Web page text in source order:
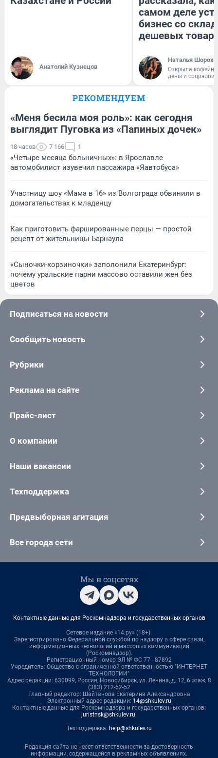
Анатолий Кузнецов
самом деле
бизнес со
дешевых
Наталья
Открыла
деньги
РЕКОМЕНДУЕМ
«Меня бесила моя роль»: как сегодня
выглядит Пуговка из «Папиных дочек»
18 часов 7 166 1
«Четыре месяца больничных»: в Ярославле
автомобилист изувечил пассажира «Яавтобуса»
Участницу шоу «Мама в 16» из Волгограда обвинили в
домогательствах к младенцу
Как приготовить фаршированные перцы — простой
рецепт от жительницы Барнаула
«Сыночки-корзиночки» заполонили Екатеринбург:
почему уральские парни массово оставили жен без
цветов
Подписаться на новости
Сообщить новость
Рубрики
Реклама на сайте
Прайс-лист
О компании
Наши вакансии
Техподдержка
Предвыборная агитация
Все города сети
Мы в соцсетях
Контактные данные для Роскомнадзора и государственных органов
Сетевое издание «14.ру» (18+).
Зарегистрировано Федеральной службой по надзору в сфере связи,
информационных технологий и массовых коммуникаций
(Роскомнадзор).
Регистрационный номер ЭЛ № ФС 77 - 87892
Учредитель: Общество с ограниченной ответственностью "ИНТЕРНЕТ
ТЕХНОЛОГИИ"
Адрес редакции: 630099, Россия, Новосибирск, ул. Ленина, д. 12, 6 этаж, 8
(383) 212-52-52
Главный редактор: Шайтанова Екатерина Александровна
Электронный адрес редакции: 14@shkulev.ru
Контактные данные для Роскомнадзора и государственных органов:
juristnsk@shkulev.ru.
Техподдержка: help@shkulev.ru
Редакция сайта не несет ответственности за достоверность
информации, содержащейся в рекламных объявлениях.